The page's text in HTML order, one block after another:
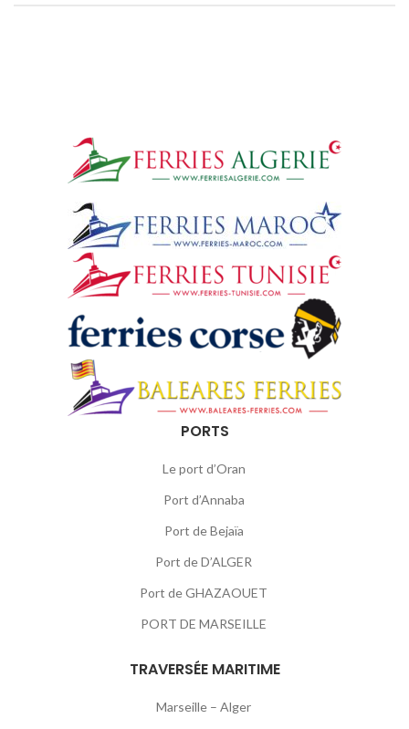
PORTS
Le port d’Oran
Port d’Annaba
Port de Bejaïa
Port de D’ALGER
Port de GHAZAOUET
PORT DE MARSEILLE
TRAVERSÉE MARITIME
Marseille – Alger